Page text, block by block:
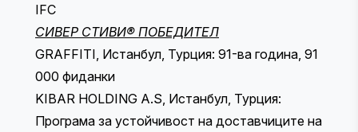
IFC
СИВЕР СТИВИ® ПОБЕДИТЕЛ
GRAFFITI, Истанбул, Турция: 91-ва година, 91
000 фиданки
KIBAR HOLDING A.S, Истанбул, Турция:
Програма за устойчивост на доставчиците на